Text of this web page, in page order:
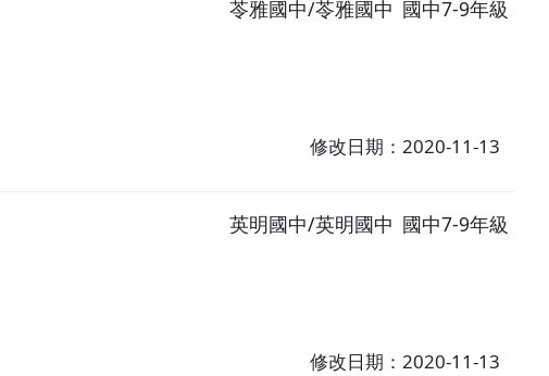
苓雅國中/苓雅國中 國中7-9年級
修改日期：2020-11-13
英明國中/英明國中 國中7-9年級
修改日期：2020-11-13